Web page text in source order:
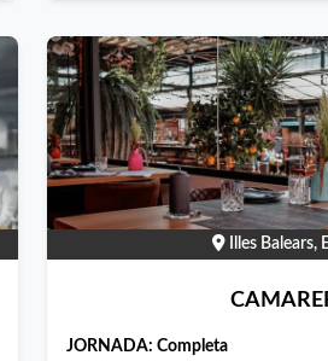
alimentos en vigor.
Illes Balears,
JORNADA: Completa